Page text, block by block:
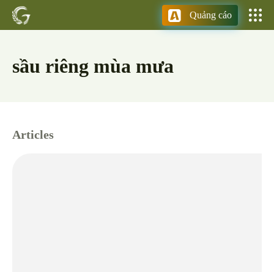
Quảng cáo
sầu riêng mùa mưa
Articles